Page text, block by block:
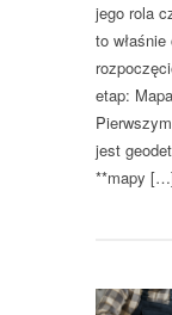
jego rola
to
etap:
jest
**mapy